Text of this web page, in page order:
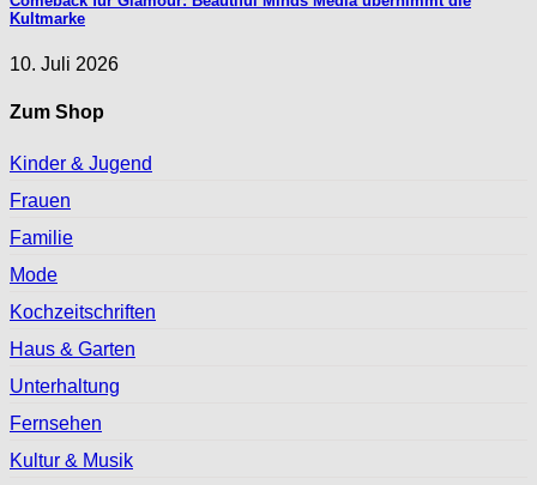
Kultmarke
10. Juli 2026
Zum Shop
Kinder & Jugend
Frauen
Familie
Mode
Kochzeitschriften
Haus & Garten
Unterhaltung
Fernsehen
Kultur & Musik